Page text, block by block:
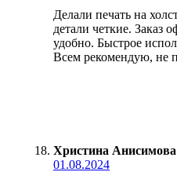
Делали печать на
детали четкие. Заказ
удобно. Быстрое
Всем рекомендую, не
Христина Анисимова
01.08.2024